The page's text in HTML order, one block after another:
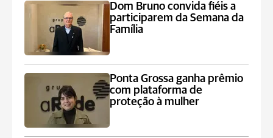
Dom Bruno convida fiéis a
participarem da Semana da
Família
Ponta Grossa ganha prêmio
com plataforma de
proteção à mulher